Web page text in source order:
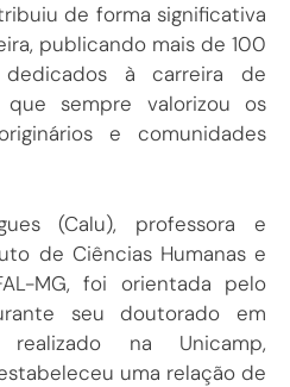
de forma significativa
publicando mais de 100
à carreira de
que sempre valorizou os
e comunidades
(Calu), professora e
de Ciências Humanas e
MG, foi orientada pelo
seu doutorado em
realizado na Unicamp,
uma relação de